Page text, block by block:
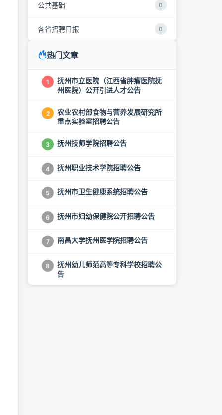
公共基础 0
各省招聘日报 0
热门文章
1
抚州市立医院（江西省肿瘤医院抚
州医院）公开引进人才公告
2
农业农村部食物与营养发展研究所
重点实验室招聘公告
3 抚州技师学院招聘公告
4 抚州职业技术学院招聘公告
5 抚州市卫生健康系统招聘公告
6 抚州市妇幼保健院公开招聘公告
7 南昌大学抚州医学院招聘公告
8
抚州幼儿师范高等专科学校招聘公
告